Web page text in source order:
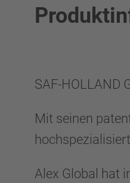
SAF-HOLLAND
Mit seinen
Alex Global hat